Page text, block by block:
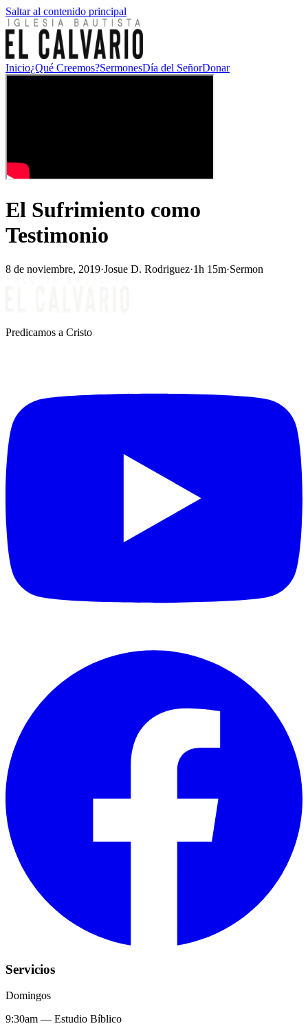
Saltar al contenido principal
Inicio¿Qué Creemos?SermonesDía del SeñorDonar
El Sufrimiento como
Testimonio
8 de noviembre, 2019·Josue D. Rodriguez·1h 15m·Sermon
Predicamos a Cristo
Servicios
Domingos
9:30am — Estudio Bíblico